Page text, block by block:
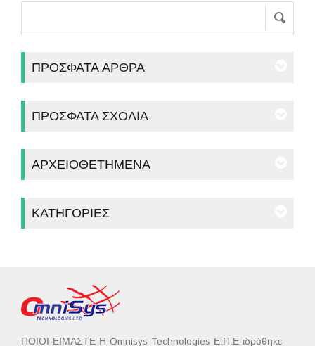
ΠΡΌΣΦΑΤΑ ΆΡΘΡΑ
ΠΡΌΣΦΑΤΑ ΣΧΌΛΙΑ
ΑΡΧΕΙΟΘΕΤΗΜΈΝΑ
ΚΑΤΗΓΟΡΊΕΣ
ΠΟΙΟΙ ΕΙΜΑΣΤΕ Η Omnisys Technologies Ε.Π.Ε ιδρύθηκε